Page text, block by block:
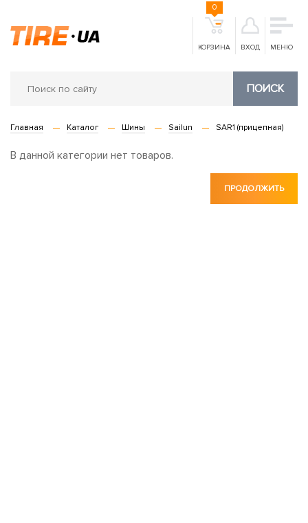
КОРЗИНА
0
ВХОД МЕНЮ
ПОИСК
Главная Каталог Шины Sailun SAR1 (прицепная)
В данной категории нет товаров.
ПРОДОЛЖИТЬ